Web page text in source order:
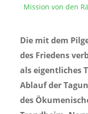
Mission von den
Die mit dem
des Friedens
als eigentliches
Ablauf der
des